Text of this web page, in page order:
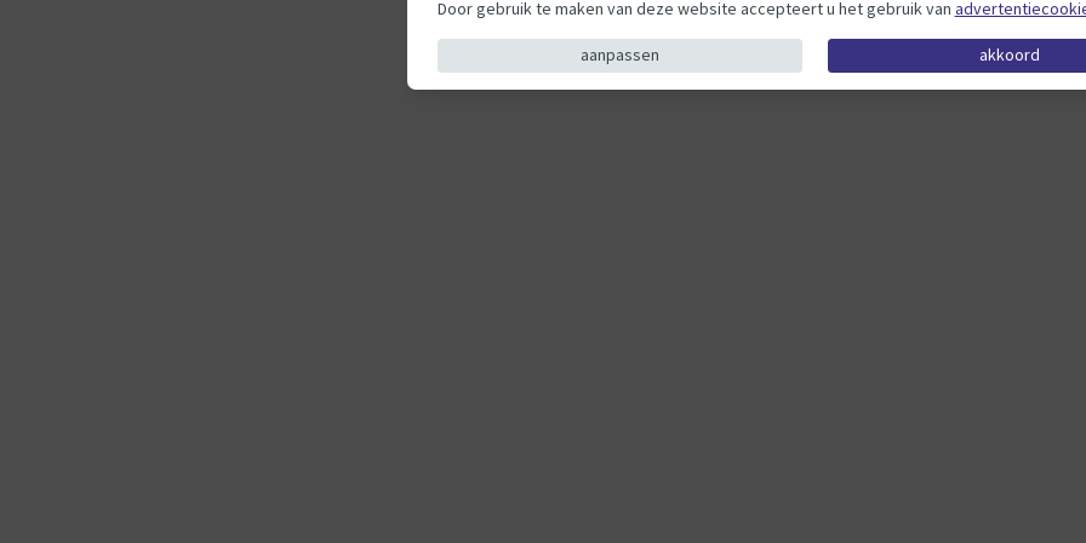
Door gebruik te maken van deze website accepteert u het gebruik van
aanpassen akkoord